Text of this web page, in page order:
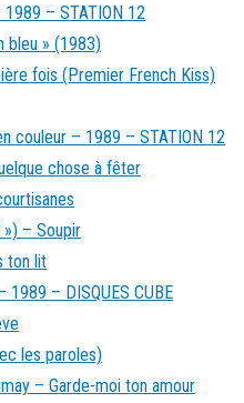
1989 – STATION 12
bleu » (1983)
fois (Premier French Kiss)
couleur – 1989 – STATION 12
chose à fêter
– Soupir
ton lit
1989 – DISQUES CUBE
les paroles)
– Garde-moi ton amour